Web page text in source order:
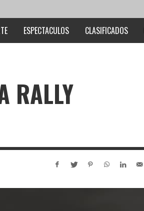
ESPECTACULOS CLASIFICADOS
RALLY